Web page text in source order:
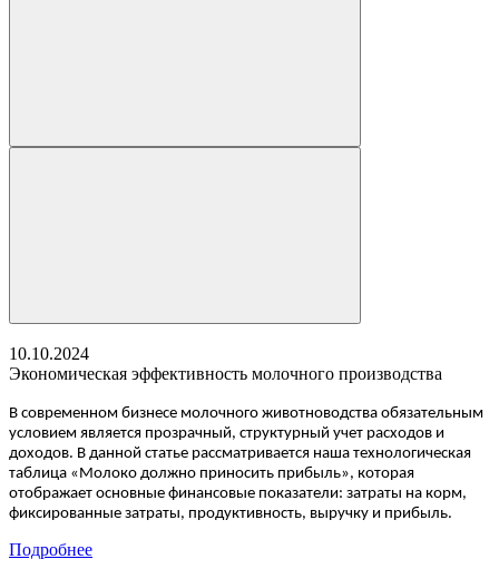
10.10.2024
Экономическая эффективность молочного производства
В современном бизнесе молочного животноводства обязательным
условием является прозрачный, структурный учет расходов и
доходов. В данной статье рассматривается наша технологическая
таблица «Молоко должно приносить прибыль», которая
отображает основные финансовые показатели: затраты на корм,
фиксированные затраты, продуктивность, выручку и прибыль.
Подробнее